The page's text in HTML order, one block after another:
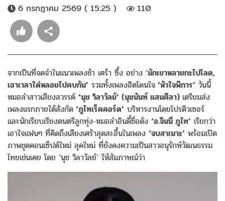
6 กรกฎาคม 2569 ( 15:25 )
110
จากเป็นที่จดจำในแนวเพลงช้า เศร้า ซึ้ง อย่าง ‘มักเขาหลายกะไปโลด,
เอาเวลาใด๋หลอยไปคบกัน’ รวมทั้งเพลงฮิตโดนใจ ‘หัวใจพิการ’ วันนี้
หมอลำสาวเสียงสวรรค์ ‘นุช วิลาวัลย์’ (นุชนันท์ แสนศิลา) เตรียมส่ง
เพลงแรกภายใต้สังกัด ‘ภูไทเร็คคอร์ด’ บริหารงานโดยโปรดิวเซอร์
และนักเรียบเรียงดนตรีลูกทุ่ง-หมอลำอินดี้ชื่อดัง ‘อ.จินนี่ ภูไท’ เรียกว่า
เอาใจแฟนๆ ที่คิดถึงเสียงเศร้าสุดสะอื้นในเพลง ‘จบสาเนาะ’ พร้อมเปิด
ภาพชุดคอนเซ็ปต์ใหม่ ลุคใหม่ ที่ยังคงความเป็นสาวอนุรักษ์วัฒนธรรม
ไทยเช่นเคย โดย ‘นุช วิลาวัลย์’ ให้สัมภาษณ์ว่า